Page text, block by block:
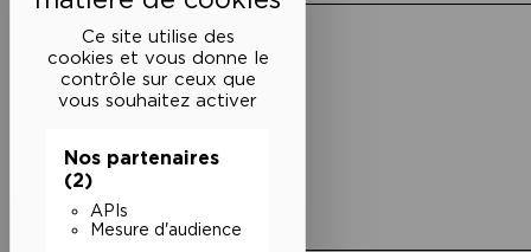
Ce site utilise des
cookies et vous donne le
contrôle sur ceux que
vous souhaitez activer
Nos partenaires
(2)
APIs
Mesure d'audience
Découvrir
En photos
Historique
Nos partenaires
Liens utiles